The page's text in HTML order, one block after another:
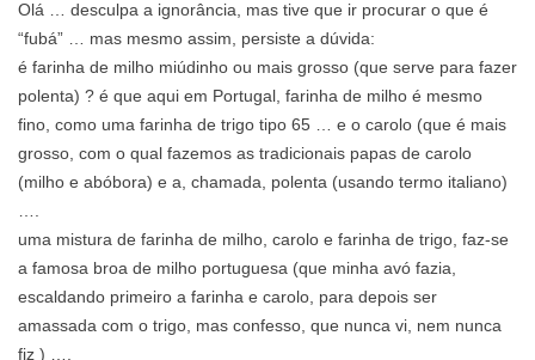
Olá … desculpa a ignorância, mas tive que ir procurar o que é
“fubá” … mas mesmo assim, persiste a dúvida:
é farinha de milho miúdinho ou mais grosso (que serve para fazer
polenta) ? é que aqui em Portugal, farinha de milho é mesmo
fino, como uma farinha de trigo tipo 65 … e o carolo (que é mais
grosso, com o qual fazemos as tradicionais papas de carolo
(milho e abóbora) e a, chamada, polenta (usando termo italiano)
….
uma mistura de farinha de milho, carolo e farinha de trigo, faz-se
a famosa broa de milho portuguesa (que minha avó fazia,
escaldando primeiro a farinha e carolo, para depois ser
amassada com o trigo, mas confesso, que nunca vi, nem nunca
fiz ) ….